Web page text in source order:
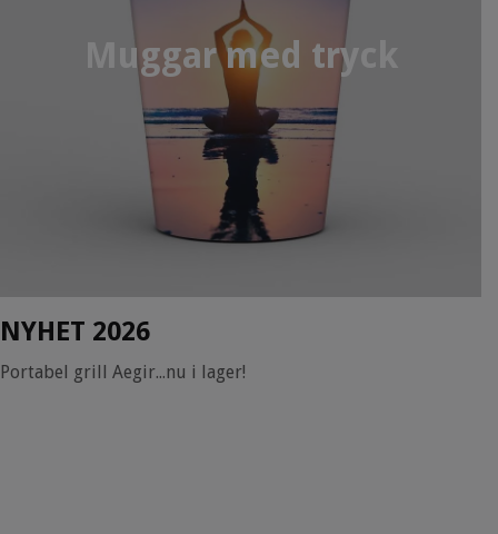
Muggar med tryck
NYHET 2026
Portabel grill Aegir...nu i lager!